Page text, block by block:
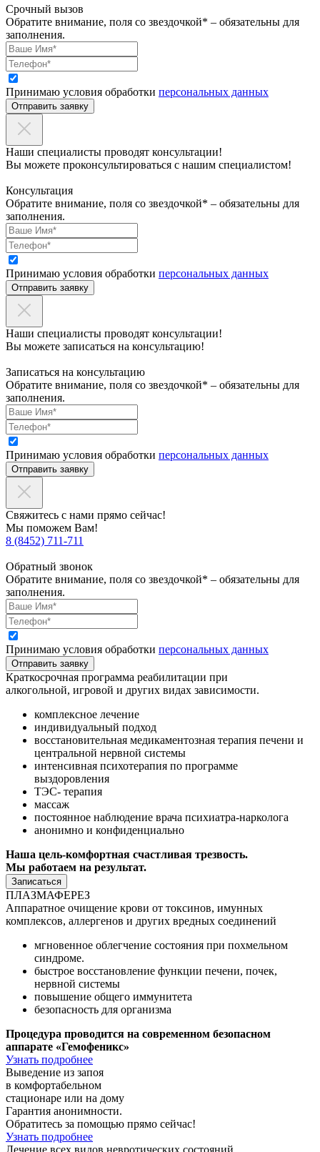
Срочный вызов
Обратите внимание, поля со звездочкой* – обязательны для
заполнения.
Принимаю условия обработки персональных данных
Отправить заявку
Наши специалисты проводят консультации!
Вы можете проконсультироваться с нашим специалистом!
Консультация
Обратите внимание, поля со звездочкой* – обязательны для
заполнения.
Принимаю условия обработки персональных данных
Отправить заявку
Наши специалисты проводят консультации!
Вы можете записаться на консультацию!
Записаться на консультацию
Обратите внимание, поля со звездочкой* – обязательны для
заполнения.
Принимаю условия обработки персональных данных
Отправить заявку
Свяжитесь с нами прямо сейчас!
Мы поможем Вам!
8 (8452) 711-711
Обратный звонок
Обратите внимание, поля со звездочкой* – обязательны для
заполнения.
Принимаю условия обработки персональных данных
Отправить заявку
Краткосрочная программа реабилитации при
алкогольной, игровой и других видах зависимости.
комплексное лечение⁠
индивидуальный подход⁠
⁠восстановительная медикаментозная терапия печени и
центральной нервной системы
⁠интенсивная психотерапия по программе
выздоровления
⁠ТЭС- терапия
⁠массаж
⁠постоянное наблюдение врача психиатра-нарколога
⁠анонимно и конфиденциально
Наша цель-комфортная счастливая трезвость.
Мы работаем на результат.
Записаться
ПЛАЗМАФЕРЕЗ
Аппаратное очищение крови от токсинов, имунных
комплексов, аллергенов и других вредных соединений
мгновенное облегчение состояния при похмельном
синдроме.
быстрое восстановление функции печени, почек,
нервной системы
повышение общего иммунитета
безопасность для организма
Процедура проводится на современном безопасном
аппарате «Гемофеникс»
Узнать подробнее
Выведение из запоя
в комфортабельном
стационаре или на дому
Гарантия анонимности.
Обратитесь за помощью прямо сейчас!
Узнать подробнее
Лечение всех видов невротических состояний